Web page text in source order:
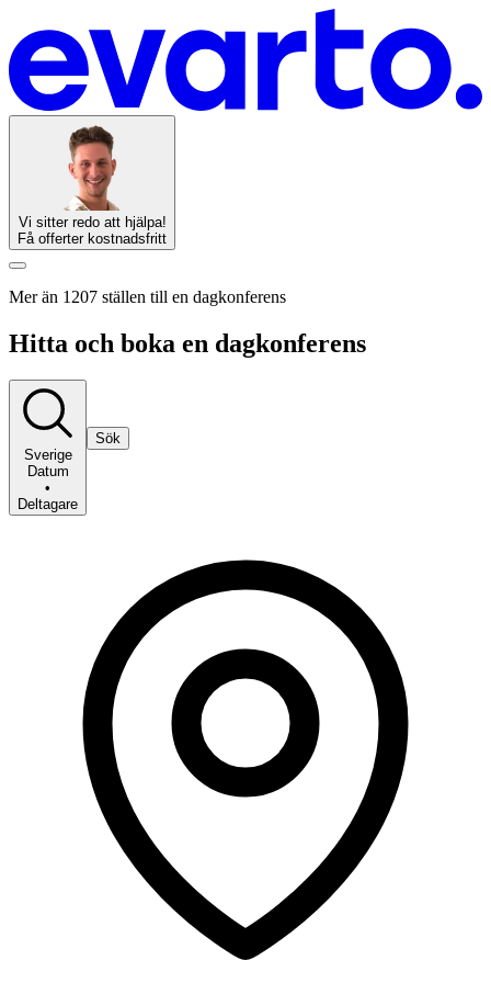
Vi sitter redo att hjälpa!
Få offerter kostnadsfritt
Mer än 1207 ställen till en dagkonferens
Hitta och boka en dagkonferens
Sverige
Datum
•
Deltagare
Sök